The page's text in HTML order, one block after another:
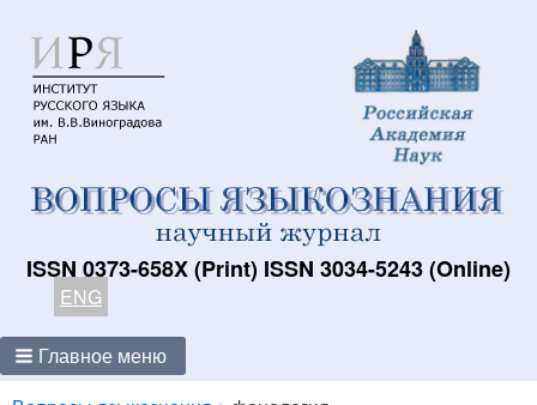
ISSN 0373-658X (Print) ISSN 3034-5243 (Online)
ENG
Главное меню